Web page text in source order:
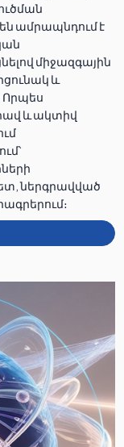
ամրապնդում է
միջազգային
և
Որպես
և ակտիվ
ներգրավված